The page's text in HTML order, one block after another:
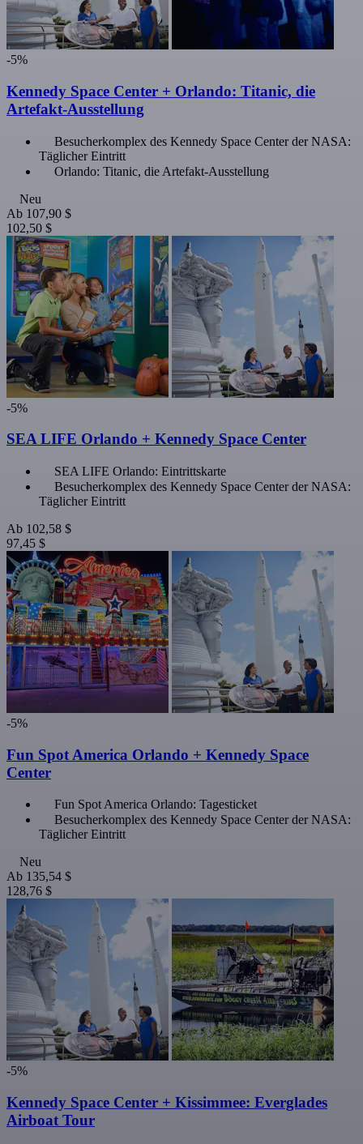
-5%
Kennedy Space Center + Orlando: Titanic, die
Artefakt-Ausstellung
Besucherkomplex des Kennedy Space Center der NASA:
Täglicher Eintritt
Orlando: Titanic, die Artefakt-Ausstellung
Neu
Ab 107,90 $
102,50 $
-5%
SEA LIFE Orlando + Kennedy Space Center
SEA LIFE Orlando: Eintrittskarte
Besucherkomplex des Kennedy Space Center der NASA:
Täglicher Eintritt
Ab 102,58 $
97,45 $
-5%
Fun Spot America Orlando + Kennedy Space
Center
Fun Spot America Orlando: Tagesticket
Besucherkomplex des Kennedy Space Center der NASA:
Täglicher Eintritt
Neu
Ab 135,54 $
128,76 $
-5%
Kennedy Space Center + Kissimmee: Everglades
Airboat Tour